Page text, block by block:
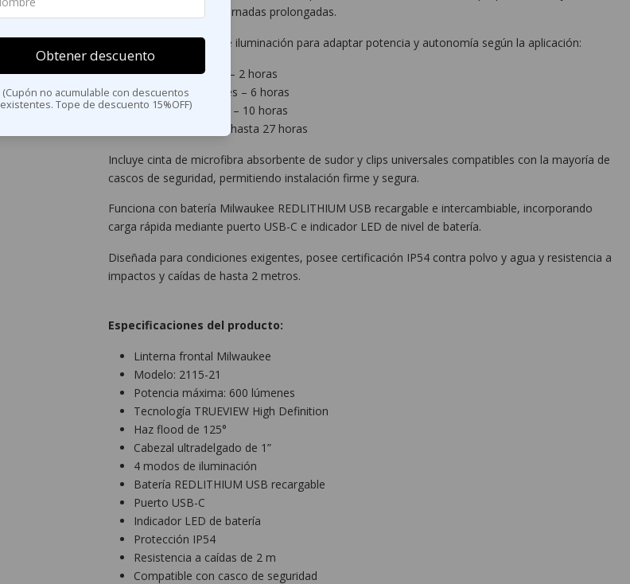
y comodidad durante jornadas prolongadas.
Cuenta con 4 modos de iluminación para adaptar potencia y autonomía según la aplicación:
Alto: 600 lúmenes – 2 horas
Medio: 350 lúmenes – 6 horas
Bajo: 125 lúmenes – 10 horas
Eco: 25 lúmenes – hasta 27 horas
Incluye cinta de microfibra absorbente de sudor y clips universales compatibles con la mayoría de
cascos de seguridad, permitiendo instalación firme y segura.
Funciona con batería Milwaukee REDLITHIUM USB recargable e intercambiable, incorporando
carga rápida mediante puerto USB-C e indicador LED de nivel de batería.
Diseñada para condiciones exigentes, posee certificación IP54 contra polvo y agua y resistencia a
impactos y caídas de hasta 2 metros.
Especificaciones del producto:
Linterna frontal Milwaukee
Modelo: 2115-21
Potencia máxima: 600 lúmenes
Tecnología TRUEVIEW High Definition
Haz flood de 125°
Cabezal ultradelgado de 1”
4 modos de iluminación
Batería REDLITHIUM USB recargable
Puerto USB-C
Indicador LED de batería
Protección IP54
Resistencia a caídas de 2 m
Compatible con casco de seguridad
Obtener descuento
(Cupón no acumulable con descuentos
existentes. Tope de descuento 15%OFF)